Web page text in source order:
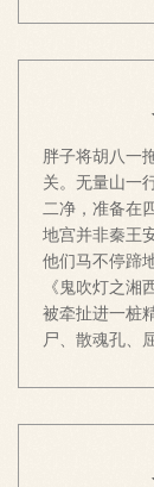
胖子将胡八一
关。无量山一
二净，准备在
地宫并非秦王
他们马不停蹄
《鬼吹灯之
被牵扯进一桩
尸、散魂孔、